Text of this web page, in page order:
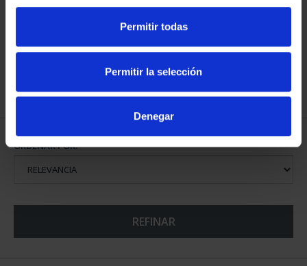
Permitir todas
Permitir la selección
Denegar
ORDENAR POR:
REFINAR